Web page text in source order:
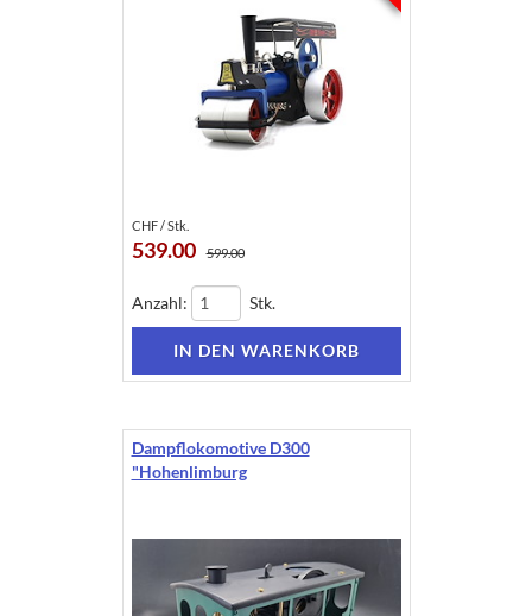
CHF / Stk.
539.00 599.00
Anzahl: Stk.
Dampflokomotive D300
"Hohenlimburg